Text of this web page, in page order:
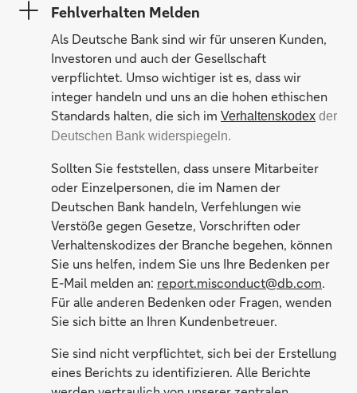
Fehlverhalten Melden
Als Deutsche Bank sind wir für unseren Kunden,
Investoren und auch der Gesellschaft
verpflichtet. Umso wichtiger ist es, dass wir
integer handeln und uns an die hohen ethischen
Standards halten, die sich im Verhaltenskodex der
Deutschen Bank widerspiegeln.
Sollten Sie feststellen, dass unsere Mitarbeiter
oder Einzelpersonen, die im Namen der
Deutschen Bank handeln, Verfehlungen wie
Verstöße gegen Gesetze, Vorschriften oder
Verhaltenskodizes der Branche begehen, können
Sie uns helfen, indem Sie uns Ihre Bedenken per
E-Mail melden an: report.misconduct@db.com.
Für alle anderen Bedenken oder Fragen, wenden
Sie sich bitte an Ihren Kundenbetreuer.
Sie sind nicht verpflichtet, sich bei der Erstellung
eines Berichts zu identifizieren. Alle Berichte